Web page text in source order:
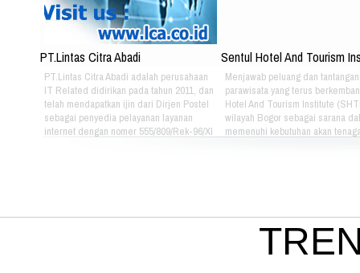
PT.Lintas Citra Abadi
PT.Lintas Citra Abadi adalah perusahaan
IT Related didirikan pada tahun 2011, dan
telah mendapatkan ijin dari Dirjen Postel
sebagai penyedia pelayanan layanan
internet dengan nomer 555/809/Rek-96/XI
Sentul Hotel And Tourism
Menjawab peluang dan
parawisata yang terus
Hotel And Tourism Institute
wilayah Bogor sebagai sarana
memenuhi kebutuhan akan
On the Job Training Program
kampus Informasi: Sentul Hotel
Institute ( SHTI) Darmawan Park